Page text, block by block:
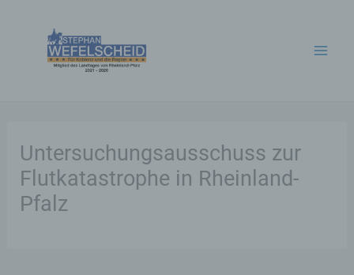
Untersuchungsausschuss zur
Flutkatastrophe in Rheinland-
Pfalz